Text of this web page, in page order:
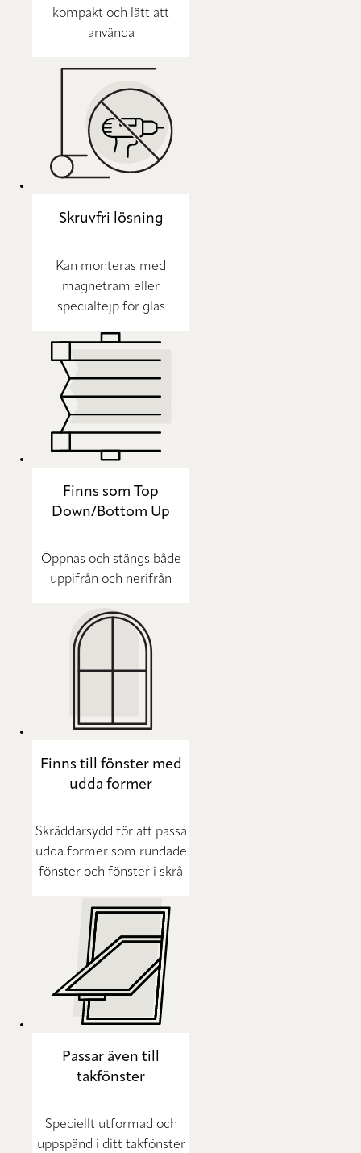
kompakt och lätt att
använda
Skruvfri lösning
Kan monteras med
magnetram eller
specialtejp för glas
Finns som Top
Down/Bottom Up
Öppnas och stängs både
uppifrån och nerifrån
Finns till fönster med
udda former
Skräddarsydd för att passa
udda former som rundade
fönster och fönster i skrå
Passar även till
takfönster
Speciellt utformad och
uppspänd i ditt takfönster